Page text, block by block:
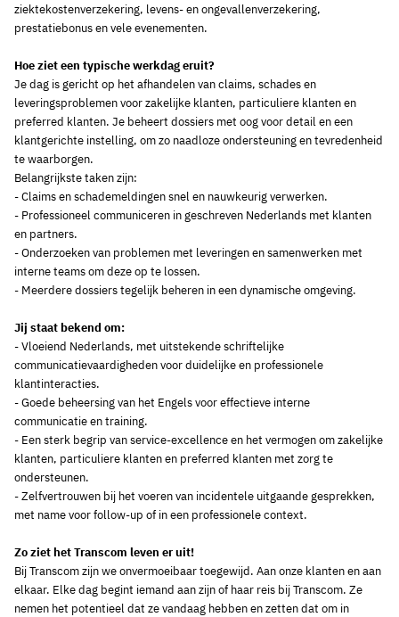
ziektekostenverzekering, levens- en ongevallenverzekering,
prestatiebonus en vele evenementen.
Hoe ziet een typische werkdag eruit?
Je dag is gericht op het afhandelen van claims, schades en
leveringsproblemen voor zakelijke klanten, particuliere klanten en
preferred klanten. Je beheert dossiers met oog voor detail en een
klantgerichte instelling, om zo naadloze ondersteuning en tevredenheid
te waarborgen.
Belangrijkste taken zijn:
- Claims en schademeldingen snel en nauwkeurig verwerken.
- Professioneel communiceren in geschreven Nederlands met klanten
en partners.
- Onderzoeken van problemen met leveringen en samenwerken met
interne teams om deze op te lossen.
- Meerdere dossiers tegelijk beheren in een dynamische omgeving.
Jij staat bekend om:
- Vloeiend Nederlands, met uitstekende schriftelijke
communicatievaardigheden voor duidelijke en professionele
klantinteracties.
- Goede beheersing van het Engels voor effectieve interne
communicatie en training.
- Een sterk begrip van service-excellence en het vermogen om zakelijke
klanten, particuliere klanten en preferred klanten met zorg te
ondersteunen.
- Zelfvertrouwen bij het voeren van incidentele uitgaande gesprekken,
met name voor follow-up of in een professionele context.
Zo ziet het Transcom leven er uit!
Bij Transcom zijn we onvermoeibaar toegewijd. Aan onze klanten en aan
elkaar. Elke dag begint iemand aan zijn of haar reis bij Transcom. Ze
nemen het potentieel dat ze vandaag hebben en zetten dat om in